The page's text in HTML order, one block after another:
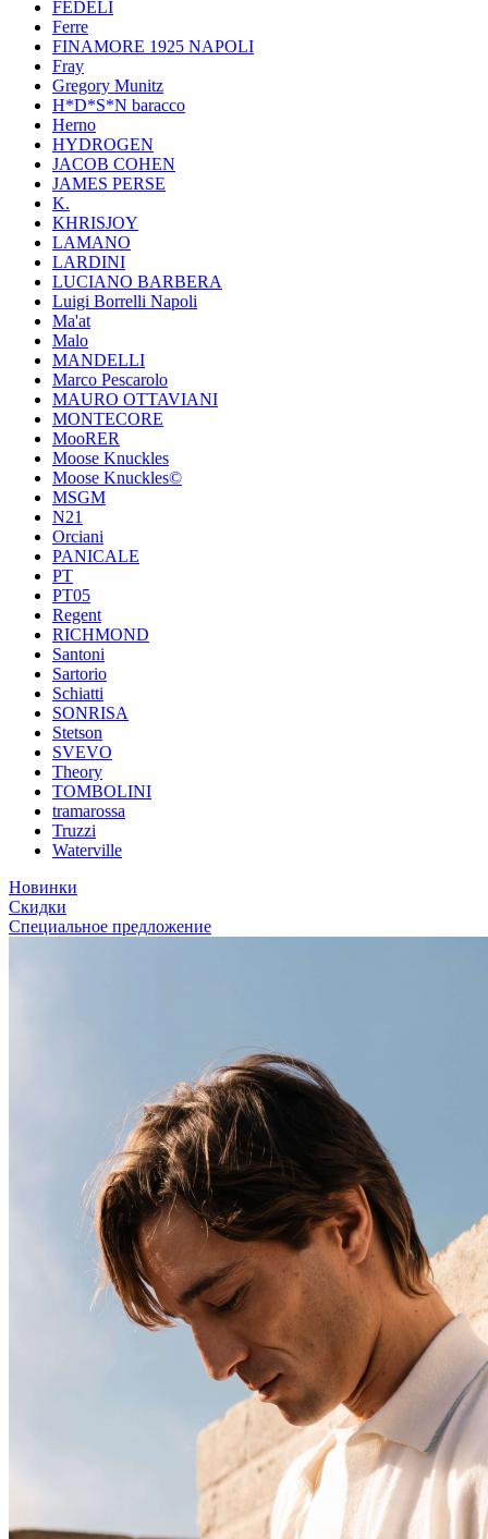
FEDELI
Ferre
FINAMORE 1925 NAPOLI
Fray
Gregory Munitz
H*D*S*N baracco
Herno
HYDROGEN
JACOB COHEN
JAMES PERSE
K.
KHRISJOY
LAMANO
LARDINI
LUCIANO BARBERA
Luigi Borrelli Napoli
Ma'at
Malo
MANDELLI
Marco Pescarolo
MAURO OTTAVIANI
MONTECORE
MooRER
Moose Knuckles
Moose Knuckles©️
MSGM
N21
Orciani
PANICALE
PT
PT05
Regent
RICHMOND
Santoni
Sartorio
Schiatti
SONRISA
Stetson
SVEVO
Theory
TOMBOLINI
tramarossa
Truzzi
Waterville
Новинки
Скидки
Специальное предложение